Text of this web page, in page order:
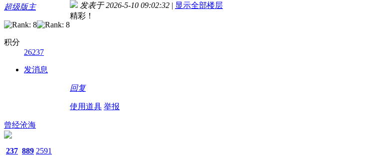
超级版主
积分
26237
发消息
发表于 2026-5-10 09:02:32 | 显示全部楼层
精彩！
回复
使用道具 举报
曾经沧海
237 889 2591